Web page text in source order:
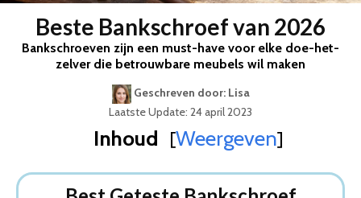
Beste Bankschroef van 2026
Bankschroeven zijn een must-have voor elke doe-het-
zelver die betrouwbare meubels wil maken
Geschreven door: Lisa
Laatste Update: 24 april 2023
Inhoud [Weergeven]